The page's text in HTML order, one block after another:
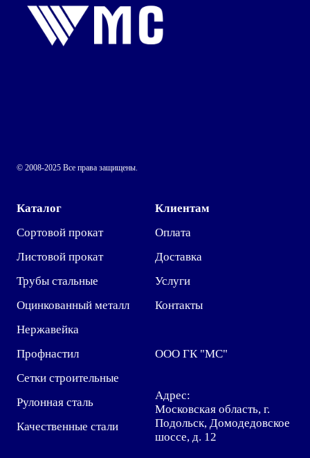
© 2008-2025 Все права защищены.
Каталог
Сортовой прокат
Листовой прокат
Трубы стальные
Оцинкованный металл
Нержавейка
Профнастил
Сетки строительные
Рулонная сталь
Качественные стали
Клиентам
Оплата
Доставка
Услуги
Контакты
ООО ГК "МС"
Адрес:
Московская область, г.
Подольск, Домодедовское
шоссе, д. 12